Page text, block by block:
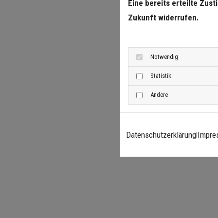
Eine bereits erteilte
Zukunft widerrufen.
Notwendig
Statistik
Andere
Datenschutzerklärung|